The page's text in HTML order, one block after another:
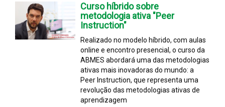
Curso híbrido sobre
metodologia ativa "Peer
Instruction"
Realizado no modelo híbrido, com aulas
online e encontro presencial, o curso da
ABMES abordará uma das metodologias
ativas mais inovadoras do mundo: a
Peer Instruction, que representa uma
revolução das metodologias ativas de
aprendizagem